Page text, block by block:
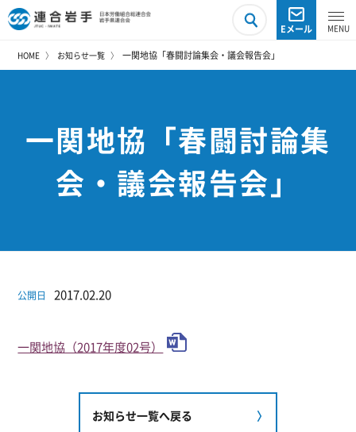
Eメール
HOME お知らせ一覧 一関地協「春闘討論集会・議会報告会」
一関地協「春闘討論集
会・議会報告会」
公開日 2017.02.20
一関地協（2017年度02号）
お知らせ一覧へ戻る